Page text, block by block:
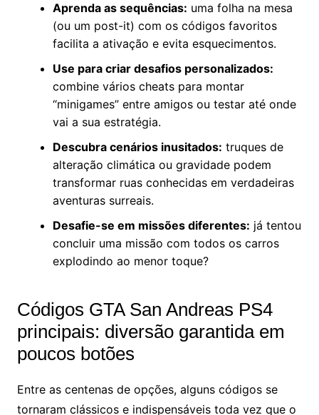
Aprenda as sequências: uma folha na mesa
(ou um post-it) com os códigos favoritos
facilita a ativação e evita esquecimentos.
Use para criar desafios personalizados:
combine vários cheats para montar
“minigames” entre amigos ou testar até onde
vai a sua estratégia.
Descubra cenários inusitados: truques de
alteração climática ou gravidade podem
transformar ruas conhecidas em verdadeiras
aventuras surreais.
Desafie-se em missões diferentes: já tentou
concluir uma missão com todos os carros
explodindo ao menor toque?
Códigos GTA San Andreas PS4
principais: diversão garantida em
poucos botões
Entre as centenas de opções, alguns códigos se
tornaram clássicos e indispensáveis toda vez que o